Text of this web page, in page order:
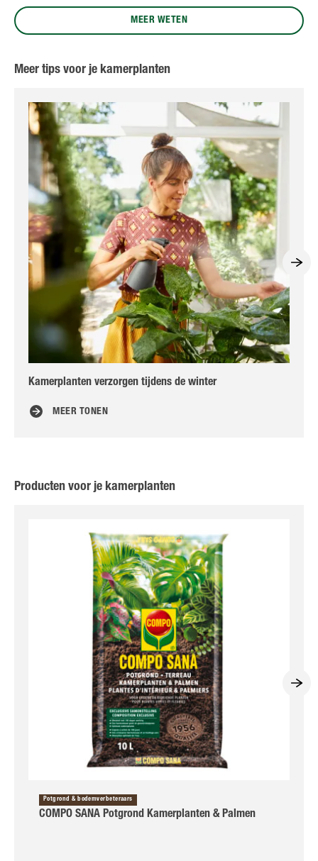
MEER WETEN
Meer tips voor je kamerplanten
Kamerplanten verzorgen tijdens de winter
MEER TONEN
Producten voor je kamerplanten
Potgrond & bodemverbeteraars
COMPO SANA Potgrond Kamerplanten & Palmen